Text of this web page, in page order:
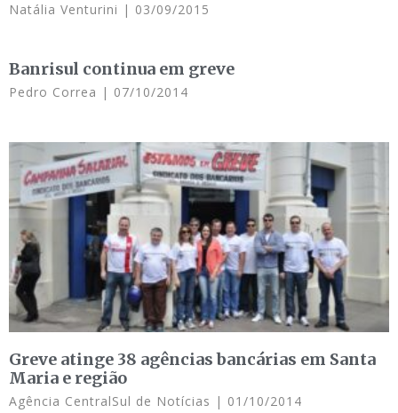
Natália Venturini 03/09/2015
Banrisul continua em greve
Pedro Correa 07/10/2014
Greve atinge 38 agências bancárias em Santa
Maria e região
Agência CentralSul de Notícias 01/10/2014